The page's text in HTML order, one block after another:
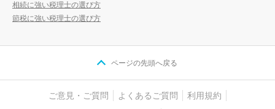
相続に強い税理士の選び方
節税に強い税理士の選び方
ページの先頭へ戻る
ご意見・ご質問 よくあるご質問
利用規約